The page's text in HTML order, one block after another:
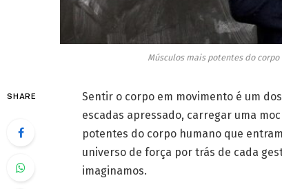
Músculos mais potentes do
SHARE
Sentir o corpo em movimento é um
escadas apressado, carregar uma
potentes do corpo humano que
universo de força por trás de cada
imaginamos.